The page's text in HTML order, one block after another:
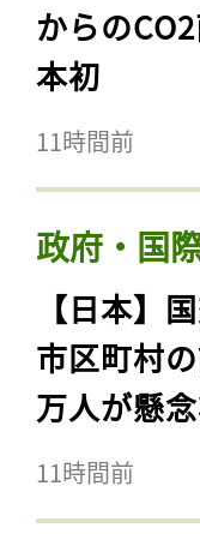
からの
本初
11時間前
政府・国
【日本】
市区町村
万人が懸
11時間前